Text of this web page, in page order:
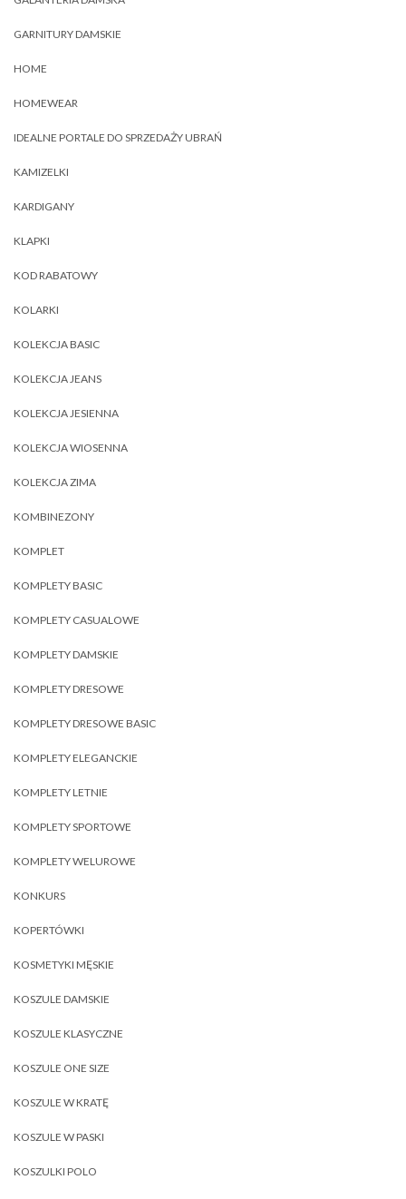
GARNITURY DAMSKIE
HOME
HOMEWEAR
IDEALNE PORTALE DO SPRZEDAŻY UBRAŃ
KAMIZELKI
KARDIGANY
KLAPKI
KOD RABATOWY
KOLARKI
KOLEKCJA BASIC
KOLEKCJA JEANS
KOLEKCJA JESIENNA
KOLEKCJA WIOSENNA
KOLEKCJA ZIMA
KOMBINEZONY
KOMPLET
KOMPLETY BASIC
KOMPLETY CASUALOWE
KOMPLETY DAMSKIE
KOMPLETY DRESOWE
KOMPLETY DRESOWE BASIC
KOMPLETY ELEGANCKIE
KOMPLETY LETNIE
KOMPLETY SPORTOWE
KOMPLETY WELUROWE
KONKURS
KOPERTÓWKI
KOSMETYKI MĘSKIE
KOSZULE DAMSKIE
KOSZULE KLASYCZNE
KOSZULE ONE SIZE
KOSZULE W KRATĘ
KOSZULE W PASKI
KOSZULKI POLO